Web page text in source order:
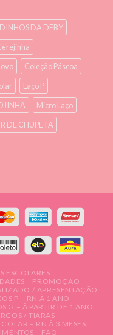
DA DEBY
Coleção Páscoa
Laço P
Micro Laço
DE CHUPETA
ESCOLARES
PROMOÇÃO
/ APRESENTAÇÃO
P – RN À 1 ANO
G – À PARTIR DE 1 ANO
/ TIARAS
– RN À 3 MESES
FAQ